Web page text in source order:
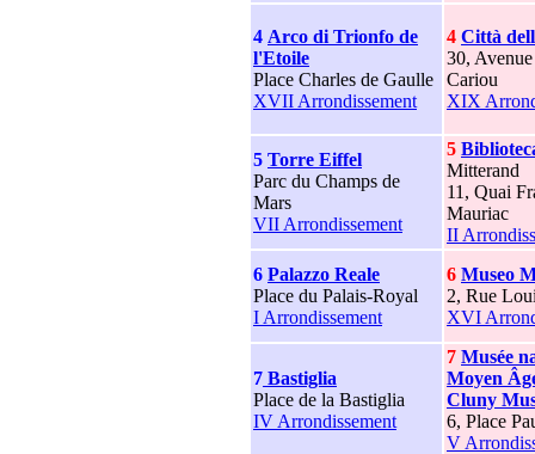
4 Arco di Trionfo de
l'Etoile
Place Charles de Gaulle
XVII Arrondissement
4 Città
30,
Cariou
XIX
5 Torre Eiffel
Parc du Champs de
Mars
VII Arrondissement
5
Mitterand
11, Quai
Mauriac
II
6 Palazzo Reale
Place du Palais-Royal
I Arrondissement
6 Museo
2, Rue
XVI
7 Bastiglia
Place de la Bastiglia
IV Arrondissement
7 Musée
Moyen
Cluny
6, Place
V